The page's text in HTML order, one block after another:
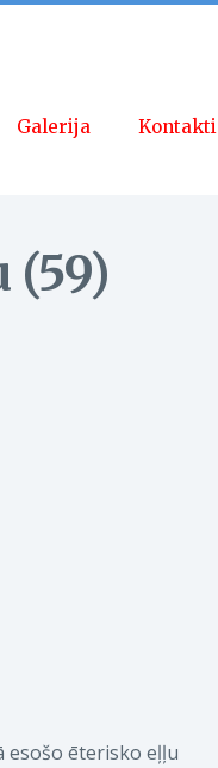
Galerija Kontakti
(59)
esošo ēterisko eļļu